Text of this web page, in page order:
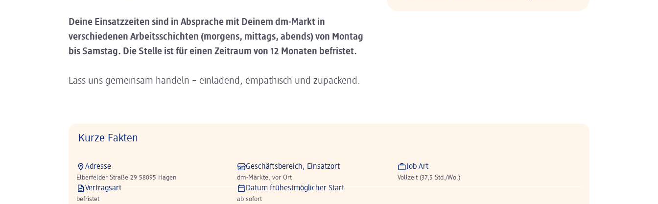
Deine Einsatzzeiten sind in Absprache mit Deinem dm-Markt in
verschiedenen Arbeitsschichten (morgens, mittags, abends) von Montag
bis Samstag. Die Stelle ist für einen Zeitraum von 12 Monaten befristet.
Lass uns gemeinsam handeln – einladend, empathisch und zupackend.
Kurze Fakten
Adresse
Elberfelder Straße 29 58095 Hagen
Geschäftsbereich, Einsatzort
dm-Märkte, vor Ort
Job Art
Vollzeit (37,5 Std./Wo.)
Vertragsart
befristet
Datum frühestmöglicher Start
ab sofort